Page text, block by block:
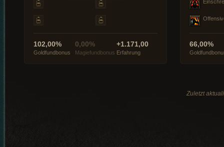
102,00%
Goldfundbonus
0,00%
Magiefundbonus
+1.171,00
Erfahrung
66,00%
Zuletzt